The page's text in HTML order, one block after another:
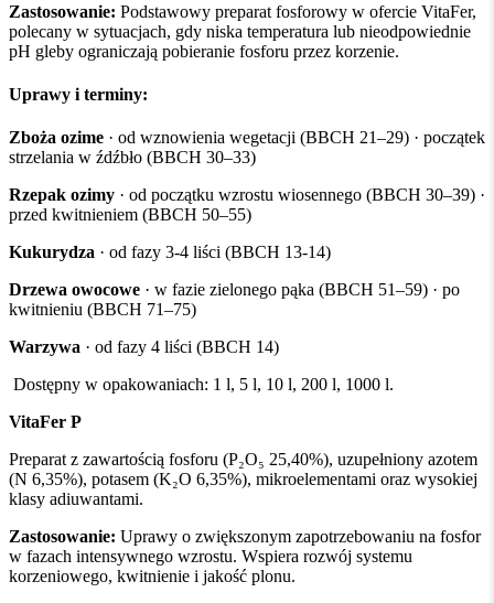
Zastosowanie: Podstawowy preparat fosforowy w ofercie VitaFer,
polecany w sytuacjach, gdy niska temperatura lub nieodpowiednie
pH gleby ograniczają pobieranie fosforu przez korzenie.
Uprawy i terminy:
Zboża ozime · od wznowienia wegetacji (BBCH 21–29) · początek
strzelania w źdźbło (BBCH 30–33)
Rzepak ozimy · od początku wzrostu wiosennego (BBCH 30–39) ·
przed kwitnieniem (BBCH 50–55)
Kukurydza · od fazy 3-4 liści (BBCH 13-14)
Drzewa owocowe · w fazie zielonego pąka (BBCH 51–59) · po
kwitnieniu (BBCH 71–75)
Warzywa · od fazy 4 liści (BBCH 14)
Dostępny w opakowaniach: 1 l, 5 l, 10 l, 200 l, 1000 l.
VitaFer P
Preparat z zawartością fosforu (P₂O₅ 25,40%), uzupełniony azotem
(N 6,35%), potasem (K₂O 6,35%), mikroelementami oraz wysokiej
klasy adiuwantami.
Zastosowanie: Uprawy o zwiększonym zapotrzebowaniu na fosfor
w fazach intensywnego wzrostu. Wspiera rozwój systemu
korzeniowego, kwitnienie i jakość plonu.